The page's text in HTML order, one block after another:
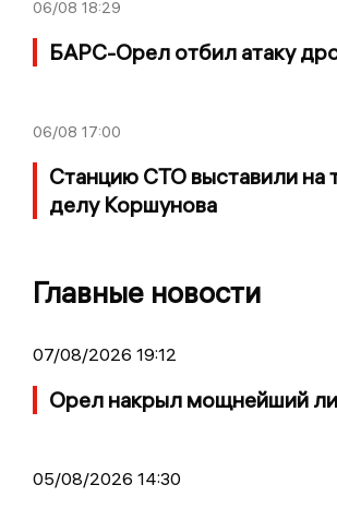
06/08 18:29
БАРС-Орел отбил атаку
06/08 17:00
Станцию СТО выставили на
делу Коршунова
Главные новости
07/08/2026 19:12
Орел накрыл мощнейший
05/08/2026 14:30